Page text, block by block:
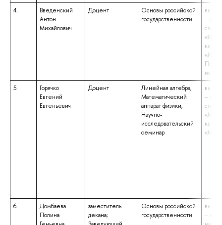
4.
Введенский
Антон
Михайлович
Доцент
Основы российской
государственности
–
5.
Горячко
Евгений
Евгеньевич
Доцент
Линейная алгебра,
Математический
аппарат физики,
Научно-
исследовательский
семинар
–
6.
Домбаева
Полина
заместитель
декана;
Основы российской
государственности
–